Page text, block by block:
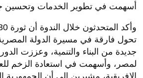
أسهمت في تطوير الخدمات وتحسين
تحول فارقة في مسيرة الدولة
جديدة من البناء والتنمية، وعززت
لمصر، وأسهمت في استعادة الزخم